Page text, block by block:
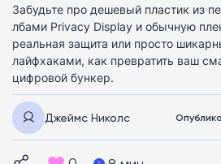
Забудьте про дешевый пластик из
лбами Privacy Display и обычную
реальная защита или просто
лайфхаками, как превратить ваш
цифровой бункер.
Джеймс Николс